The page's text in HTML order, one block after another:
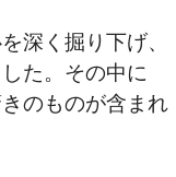
深く掘り下げ、
た。その中に
のものが含まれ